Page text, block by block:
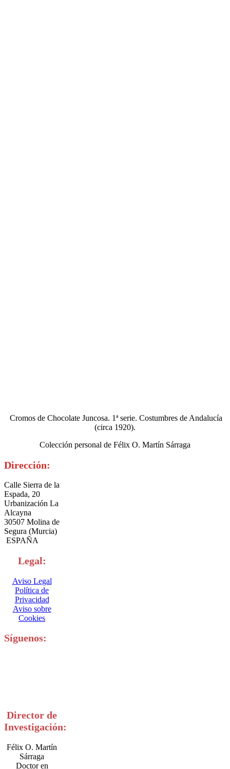
Cromos de Chocolate Juncosa. 1ª serie. Costumbres de Andalucía
(circa 1920).
Colección personal de Félix O. Martín Sárraga
Dirección:
Calle Sierra de la
Espada, 20
Urbanización La
Alcayna
30507 Molina de
Segura (Murcia)
ESPAÑA
Legal:
Aviso Legal
Política de
Privacidad
Aviso sobre
Cookies
Síguenos:
Director de
Investigación:
Félix O. Martín
Sárraga
Doctor en